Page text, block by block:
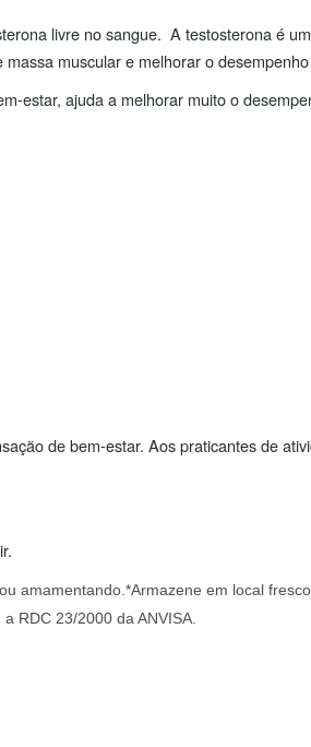
livre no sangue. A testosterona é
muscular e melhorar o
estar, ajuda a melhorar muito o
de bem-estar. Aos praticantes de
amamentando.*Armazene em local
RDC 23/2000 da ANVISA.